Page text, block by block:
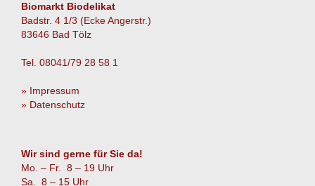
Biomarkt Biodelikat
Badstr. 4 1/3 (Ecke Angerstr.)
83646 Bad Tölz
Tel. 08041/79 28 58 1
» Impressum
» Datenschutz
Wir sind gerne für Sie da!
Mo. – Fr. 8 – 19 Uhr
Sa. 8 – 15 Uhr